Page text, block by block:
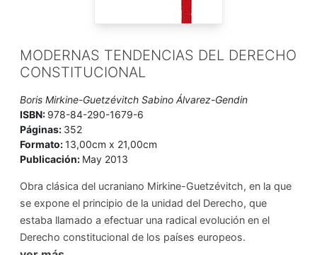
MODERNAS TENDENCIAS DEL DERECHO
CONSTITUCIONAL
Boris Mirkine-Guetzévitch Sabino Álvarez-Gendin
ISBN: 978-84-290-1679-6
Páginas: 352
Formato:13,00cm x 21,00cm
Publicación: May 2013
Obra clásica del ucraniano Mirkine-Guetzévitch, en la que
se expone el principio de la unidad del Derecho, que
estaba llamado a efectuar una radical evolución en el
Derecho constitucional de los países europeos.